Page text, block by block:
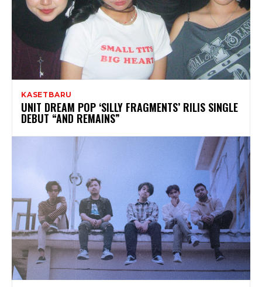
KASETBARU
UNIT DREAM POP ‘SILLY FRAGMENTS’ RILIS SINGLE
DEBUT “AND REMAINS”